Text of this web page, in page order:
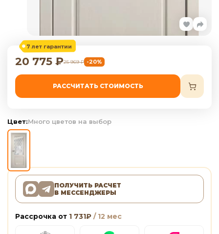
7 лет гарантии
20 775 ₽25 969₽ -20%
РАССЧИТАТЬ СТОИМОСТЬ
Цвет:Много цветов на выбор
ПОЛУЧИТЬ РАСЧЕТ
В МЕССЕНДЖЕРЫ
Рассрочка от 1 731₽ / 12 мес